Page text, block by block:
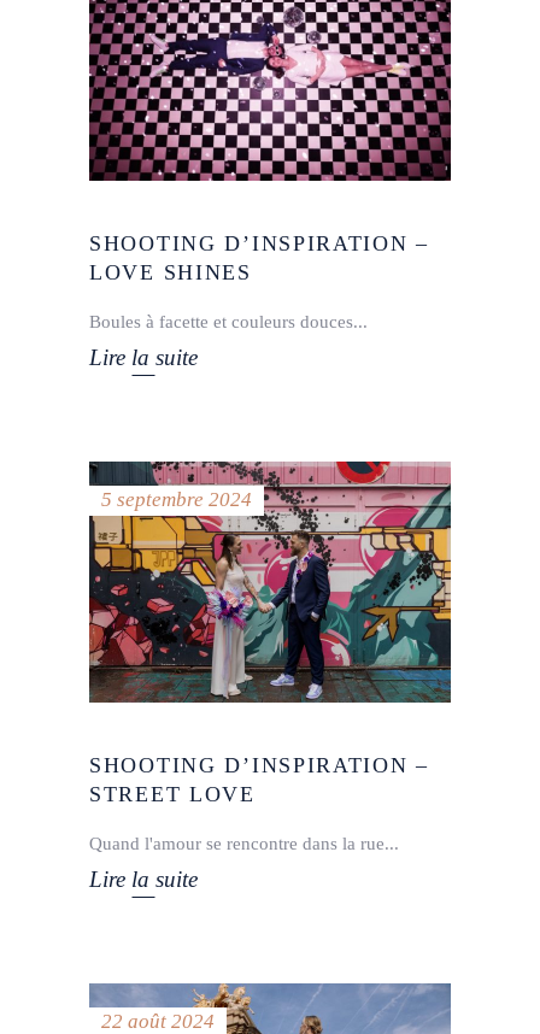
SHOOTING D’INSPIRATION –
LOVE SHINES
Boules à facette et couleurs douces
Lire la suite
5 septembre 2024
SHOOTING D’INSPIRATION –
STREET LOVE
Quand l'amour se rencontre dans la rue
Lire la suite
22 août 2024